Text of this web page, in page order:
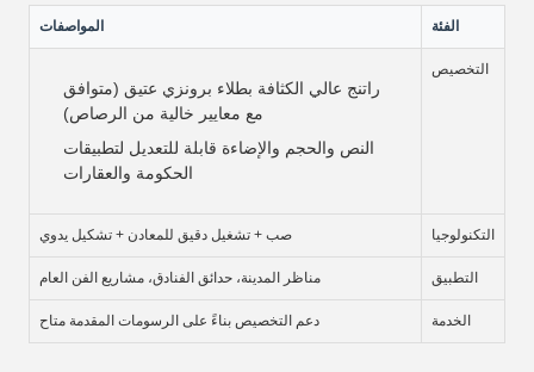
الفئة المواصفات
التخصيص
راتنج عالي الكثافة بطلاء برونزي عتيق (متوافق
مع معايير خالية من الرصاص)
النص والحجم والإضاءة قابلة للتعديل لتطبيقات
الحكومة والعقارات
التكنولوجيا صب + تشغيل دقيق للمعادن + تشكيل يدوي
التطبيق مناظر المدينة، حدائق الفنادق، مشاريع الفن العام
الخدمة دعم التخصيص بناءً على الرسومات المقدمة متاح